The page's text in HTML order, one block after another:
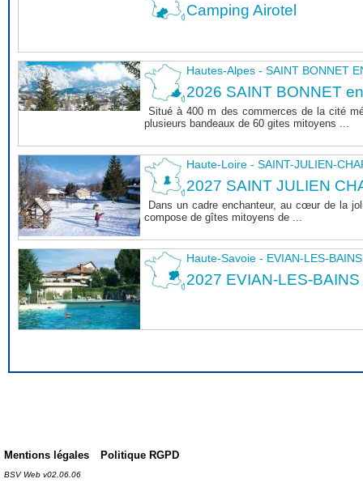
Camping Airotel
Hautes-Alpes - SAINT BONNET
2026 SAINT BONNET
Situé à 400 m des commerces de la cité
plusieurs bandeaux de 60 gites mitoyens ...
Haute-Loire - SAINT-JULIEN-
2027 SAINT JULIEN
Dans un cadre enchanteur, au cœur de la
compose de gîtes mitoyens de ...
Haute-Savoie - EVIAN-LES-BAINS
2027 EVIAN-LES-BAINS
Mentions légales Politique RGPD
BSV Web v02.06.06